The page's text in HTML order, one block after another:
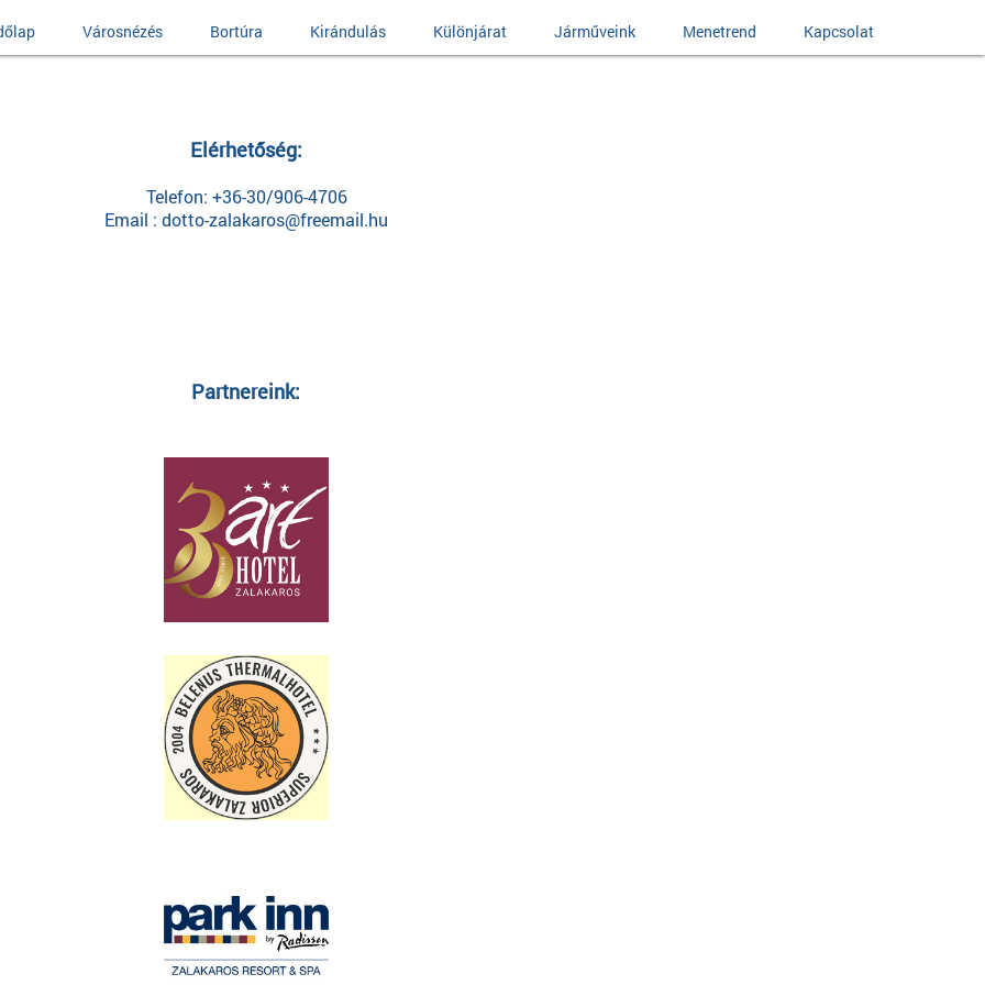
Városnézés Bortúra Kirándulás Különjárat Járműveink Menetrend Kapcsolat
Elérhetőség:
Telefon: +36-30/906-4706
Email : dotto-zalakaros@freemail.hu
Partnereink: